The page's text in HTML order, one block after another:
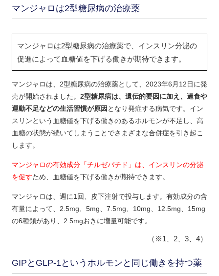
マンジャロは2型糖尿病の治療薬
マンジャロは2型糖尿病の治療薬で、インスリン分泌の
促進によって血糖値を下げる働きが期待できます。
マンジャロは、2型糖尿病の治療薬として、2023年6月12日に発
売が開始されました。 2型糖尿病は、遺伝的要因に加え、過食や
運動不足などの生活習慣が原因 となり発症する病気です。イン
スリンという血糖値を下げる働きのあるホルモンが不足し、高
血糖の状態が続いてしまうことでさまざまな合併症を引き起こ
します。
マンジャロの有効成分「チルゼパチド」は、インスリンの分泌
を促すため、血糖値を下げる働きが期待できます。
マンジャロは、週に1回、皮下注射で投与します。有効成分の含
有量によって、2.5mg、5mg、7.5mg、10mg、12.5mg、15mg
の6種類があり、2.5mgおきに増量可能です。
（※1、2、3、4）
GIPとGLP-1というホルモンと同じ働きを持つ薬